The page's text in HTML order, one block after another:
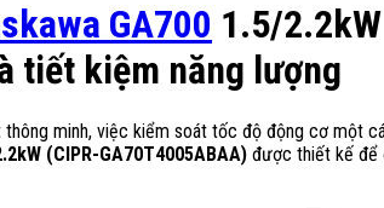
GA700 1.5/
tiết kiệm năng lượng
minh, việc kiểm soát tốc độ động cơ một
(CIPR-GA70T4005ABAA) được thiết kế để